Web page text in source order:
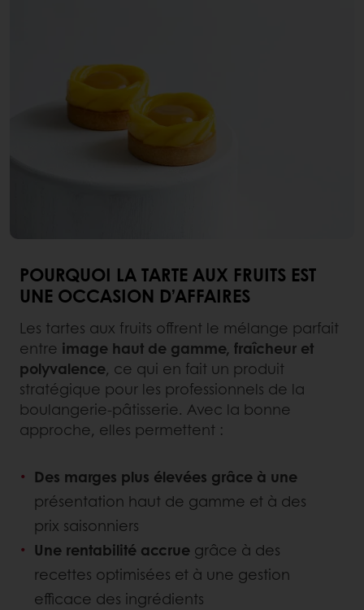
POURQUOI LA TARTE AUX FRUITS EST
UNE OCCASION D’AFFAIRES
Les tartes aux fruits offrent le mélange parfait
entre image haut de gamme, fraîcheur et
polyvalence, ce qui en fait un produit
stratégique pour les professionnels de la
boulangerie-pâtisserie. Avec la bonne
approche, elles permettent :
Des marges plus élevées grâce à une
présentation haut de gamme et à des
prix saisonniers
Une rentabilité accrue grâce à des
recettes optimisées et à une gestion
efficace des ingrédients